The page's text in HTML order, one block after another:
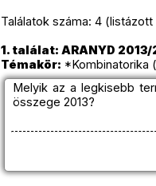
Találatok száma: 4 (listázott
1. találat: ARANYD
Témakör: *Kombinatorika
Melyik az a legkisebb
összege 2013?